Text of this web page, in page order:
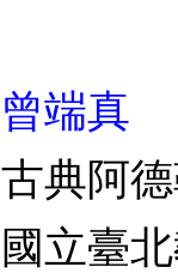
曾端真
古典阿
國立臺